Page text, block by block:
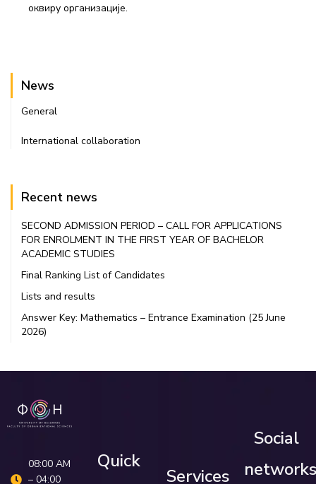
оквиру организације.
News
General
International collaboration
Recent news
SECOND ADMISSION PERIOD – CALL FOR APPLICATIONS
FOR ENROLMENT IN THE FIRST YEAR OF BACHELOR
ACADEMIC STUDIES
Final Ranking List of Candidates
Lists and results
Answer Key: Mathematics – Entrance Examination (25 June
2026)
08:00 AM
– 04:00
Quick
Services
Social
networks